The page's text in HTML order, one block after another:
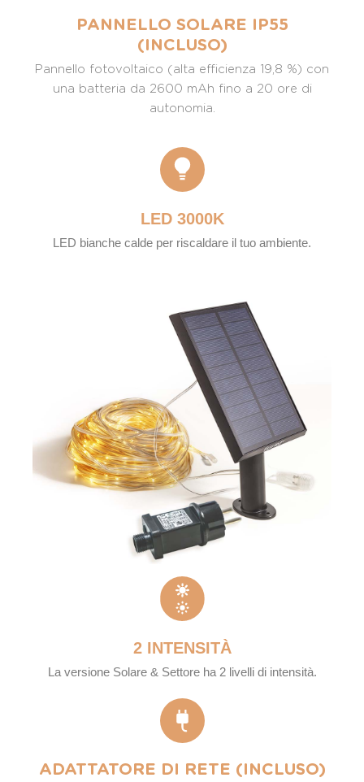
PANNELLO SOLARE IP55
(INCLUSO)
Pannello fotovoltaico (alta efficienza 19,8 %) con
una batteria da 2600 mAh fino a 20 ore di
autonomia.
LED 3000K
LED bianche calde per riscaldare il tuo ambiente.
2 INTENSITÀ
La versione Solare & Settore ha 2 livelli di intensità.
ADATTATORE DI RETE (INCLUSO)